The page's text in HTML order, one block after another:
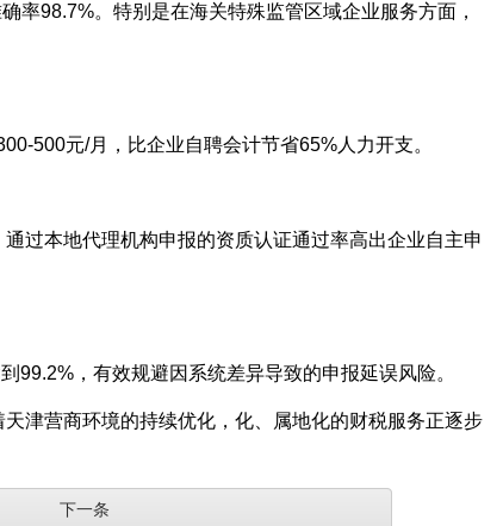
率98.7%。特别是在海关特殊监管区域企业服务方面，
500元/月，比企业自聘会计节省65%人力开支。
过本地代理机构申报的资质认证通过率高出企业自主申
，有效规避因系统差异导致的申报延误风险。
津营商环境的持续优化，化、属地化的财税服务正逐步
下一条